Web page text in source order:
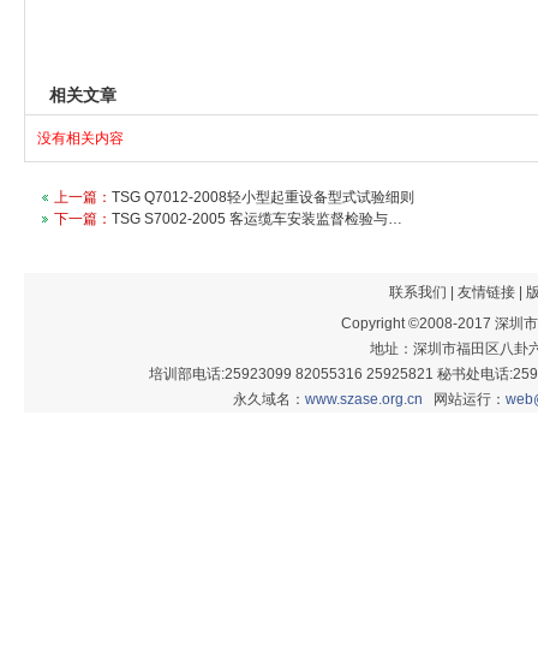
相关文章
没有相关内容
上一篇： TSG Q7012-2008轻小型起重设备型式试验细则
下一篇： TSG S7002-2005 客运缆车安装监督检验与…
联系我们 友情链接|
Copyright ©2008-2017 深圳
地址：深圳市福田区八卦
培训部电话:25923099 82055316 25925821 秘书处电话
永久域名： www.szase.org.cn 网站运行：